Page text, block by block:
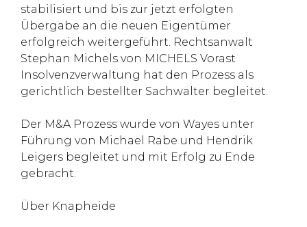
stabilisiert und bis zur jetzt erfolgten
Übergabe an die neuen Eigentümer
erfolgreich weitergeführt. Rechtsanwalt
Stephan Michels von MICHELS Vorast
Insolvenzverwaltung hat den Prozess als
gerichtlich bestellter Sachwalter begleitet.
Der M&A Prozess wurde von Wayes unter
Führung von Michael Rabe und Hendrik
Leigers begleitet und mit Erfolg zu Ende
gebracht.
Über Knapheide